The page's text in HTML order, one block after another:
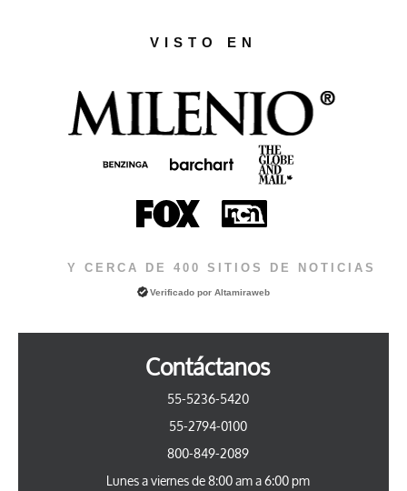
VISTO EN
Y CERCA DE 400 SITIOS DE NOTICIAS
Verificado porAltamiraweb
Contáctanos
55-5236-5420
55-2794-0100
800-849-2089
Lunes a viernes de 8:00 am a 6:00 pm